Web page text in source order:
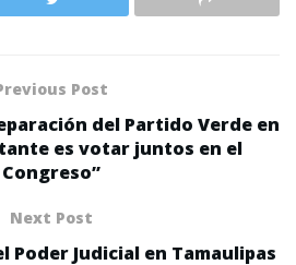
Post
del Partido Verde en
es votar juntos en el
Congreso”
Next Post
Poder Judicial en Tamaulipas